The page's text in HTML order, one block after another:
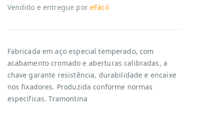
Vendido e entregue por eFácil
Fabricada em aço especial temperado, com
acabamento cromado e aberturas calibradas, a
chave garante resistência, durabilidade e encaixe
nos fixadores. Produzida conforme normas
específicas. Tramontina